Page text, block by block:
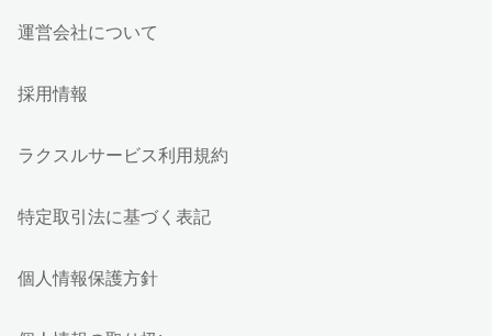
運営会社について
採用情報
ラクスルサービス利用規約
特定取引法に基づく表記
個人情報保護方針